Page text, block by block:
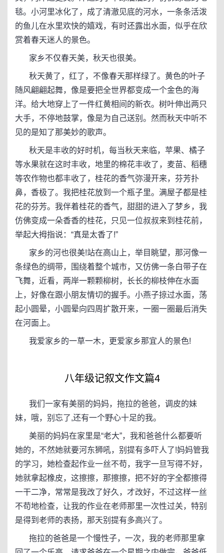
毯。小河里冰化了，成了清澈见底的河水，一条条活泼
的鱼儿在水里欢快的嬉戏，有时还露出水面，似乎在欣
赏着春天迷人的景色。
家乡不仅春天美，秋天也很美。
秋天黄了，红了，不像春天那样绿了。黄色的叶子
随风翩翩起舞，像是要把全世界都变成一个金色的海
洋。给大地穿上了一件红黄相间的新衣。树叶伸出两只
大手，不停地鼓掌，像是为自己送别。然而秋天中听不
见的是知了那美妙的歌声。
秋天是丰收的好时机，每当秋天来临，苹果、橘子
等水果就在这时丰收，地里的棉花丰收了，麦苗、稻穗
等农作物也都丰收了，桂花的香气弥漫开来，芬芳扑
鼻，香极了。我把桂花放到一个瓶子里。满屋子都是桂
花的芬芳。我伴着桂花的香气，甜甜的进入了梦乡，我
仿佛变成一朵香香的桂花，只见一位叔叔来到桂花前，
举起大拇指说：“真是太香了!”
家乡的河也很美!站在高山上，举目眺望，那河像一
条绿色的绸带，围绕着整个城市，又仿佛一条白带子在
飞舞，近看，两岸一颗颗柳树，长长的柳枝伸在水面
上，好像在跟小朋友情切的握手。小燕子掠过水面，荡
起小圆晕，小圆晕向四周扩散开来，一圈一圈最后消失
在河面上。
我爱家乡的一草一木，更爱家乡那宜人的景色!
八年级记叙文作文篇4
我们一家有美丽的妈妈，拖拉的爸爸，调皮的妹
妹，哦，别忘了,还有一个野心十足的我。
美丽的妈妈在家里是“老大”，我和爸爸什么都要听
她的，不然她就要河东狮吼，别提有多吓人了!妈妈管我
的学习，她检查起作业一丝不苟，我字一旦写得不好，
她就拿起橡皮，这擦擦，那擦擦，把不好的字全都擦得
一干二净，常常是我改了好久，才改好，不过这样一丝
不苟地检查，让我的作业在老师那里一次性过关，特别
是得到老师的表扬，那天别提有多高兴了。
拖拉的爸爸是一个慢性子，一次，我的老师那里拿